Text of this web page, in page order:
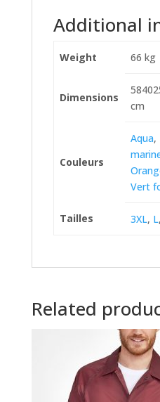
Additional
Weight 66 kg
Dimensions
cm
Couleurs
Aqua,
Vert
Tailles 3XL, L,
Related